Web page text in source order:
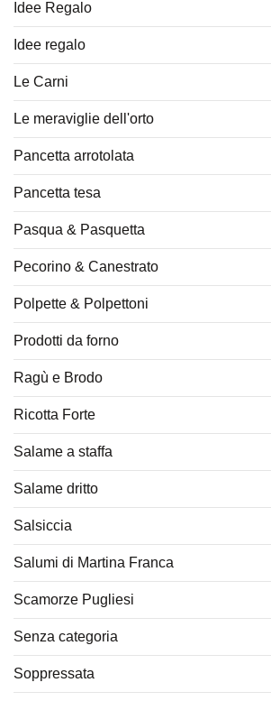
Idee Regalo
Idee regalo
Le Carni
Le meraviglie dell'orto
Pancetta arrotolata
Pancetta tesa
Pasqua & Pasquetta
Pecorino & Canestrato
Polpette & Polpettoni
Prodotti da forno
Ragù e Brodo
Ricotta Forte
Salame a staffa
Salame dritto
Salsiccia
Salumi di Martina Franca
Scamorze Pugliesi
Senza categoria
Soppressata